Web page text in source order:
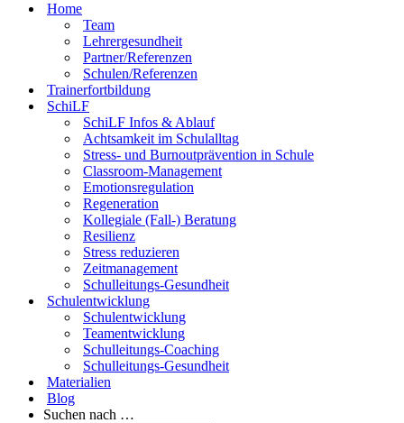
Home
Team
Lehrergesundheit
Partner/Referenzen
Schulen/Referenzen
Trainerfortbildung
SchiLF
SchiLF Infos & Ablauf
Achtsamkeit im Schulalltag
Stress- und Burnoutprävention in Schule
Classroom-Management
Emotionsregulation
Regeneration
Kollegiale (Fall-) Beratung
Resilienz
Stress reduzieren
Zeitmanagement
Schulleitungs-Gesundheit
Schulentwicklung
Schulentwicklung
Teamentwicklung
Schulleitungs-Coaching
Schulleitungs-Gesundheit
Materialien
Blog
Suchen nach …